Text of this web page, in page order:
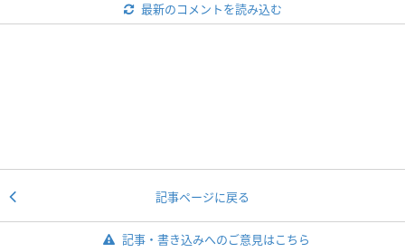
最新のコメントを読み込む
記事ページに戻る
記事・書き込みへのご意見はこちら